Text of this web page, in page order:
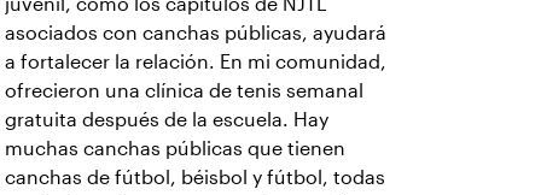
juvenil, como los capítulos de NJTL
asociados con canchas públicas, ayudará
a fortalecer la relación. En mi comunidad,
ofrecieron una clínica de tenis semanal
gratuita después de la escuela. Hay
muchas canchas públicas que tienen
canchas de fútbol, béisbol y fútbol, todas